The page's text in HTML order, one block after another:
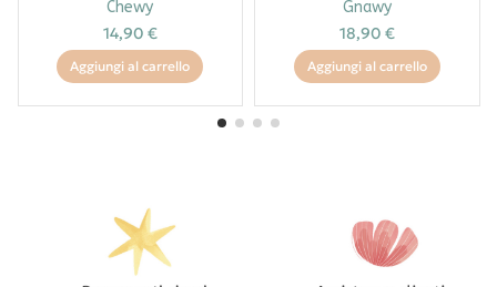
Chewy
14,90 €
Aggiungi al carrello
Gnawy
18,90 €
Aggiungi al carrello